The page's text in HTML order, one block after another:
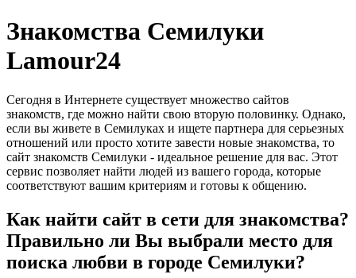
Знакомства Семилуки
Lamour24
Сегодня в Интернете существует множество сайтов
знакомств, где можно найти свою вторую половинку. Однако,
если вы живете в Семилуках и ищете партнера для серьезных
отношений или просто хотите завести новые знакомства, то
сайт знакомств Семилуки - идеальное решение для вас. Этот
сервис позволяет найти людей из вашего города, которые
соответствуют вашим критериям и готовы к общению.
Как найти сайт в сети для знакомства?
Правильно ли Вы выбрали место для
поиска любви в городе Семилуки?